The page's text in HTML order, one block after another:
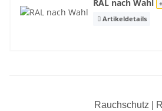
RAL nach Wahl
Artikeldetails
Rauchschutz |